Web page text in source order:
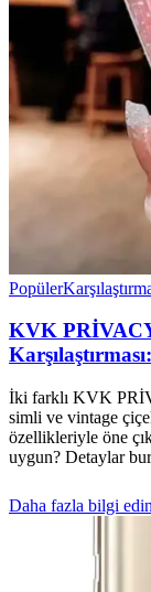
Popüler
KVK PRİVACY
İki farklı KVK
simli ve vintage
özellikleriyle öne
uygun? Detaylar
Daha fazla bilgi